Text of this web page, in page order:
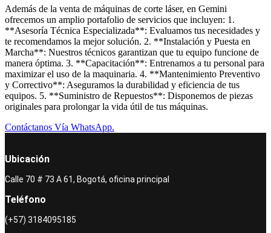
Además de la venta de máquinas de corte láser, en Gemini
ofrecemos un amplio portafolio de servicios que incluyen: 1.
**Asesoría Técnica Especializada**: Evaluamos tus necesidades y
te recomendamos la mejor solución. 2. **Instalación y Puesta en
Marcha**: Nuestros técnicos garantizan que tu equipo funcione de
manera óptima. 3. **Capacitación**: Entrenamos a tu personal para
maximizar el uso de la maquinaria. 4. **Mantenimiento Preventivo
y Correctivo**: Aseguramos la durabilidad y eficiencia de tus
equipos. 5. **Suministro de Repuestos**: Disponemos de piezas
originales para prolongar la vida útil de tus máquinas.
Contáctanos Vía WhatsApp.
Ubicación
Calle 70 # 73 A 61, Bogotá, oficina principal
Teléfono
(+57) 3184095185